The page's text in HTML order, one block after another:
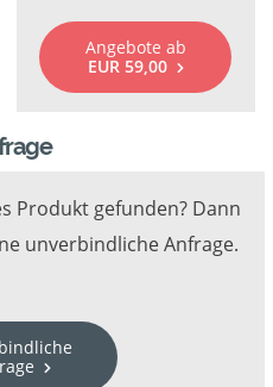
Angebote ab
EUR 59,00
Produkt gefunden? Dann
unverbindliche Anfrage.